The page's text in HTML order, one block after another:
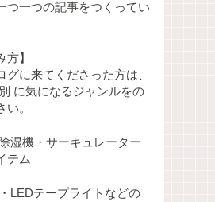
つ一つの記事をつくってい
方】
グに来てくださった方は、
に気になるジャンルをの
。
湿機・サーキュレーター
テム
LEDテープライトなどの